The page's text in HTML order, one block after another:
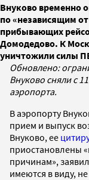
Внуково временно
по «независящим
прибывающих
Домодедово. К
уничтожили силы
Обновлено:
Внуково сняли с
аэропорта.
В аэропорту
прием и выпуск
Внуково, ее
приостановлены
причинам»,
имеются в виду, не